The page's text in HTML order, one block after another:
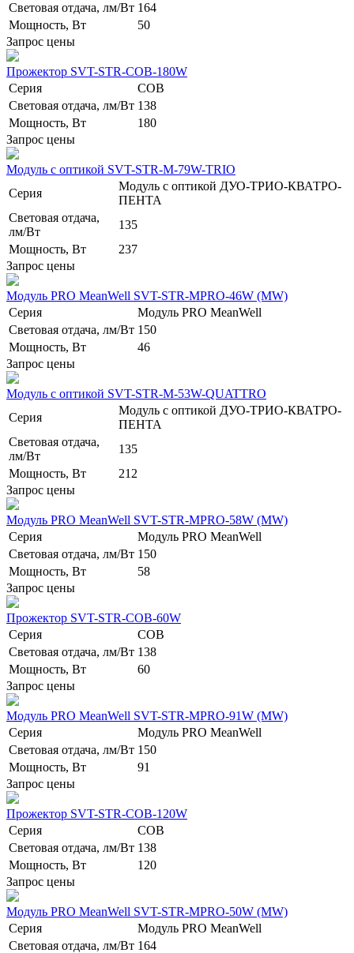
Световая отдача, лм/Вт 164
Мощность, Вт
50
Запрос цены
Прожектор SVT-STR-COB-180W
Серия
COB
Световая отдача, лм/Вт 138
Мощность, Вт
180
Запрос цены
Модуль с оптикой SVT-STR-M-79W-TRIO
Серия
Модуль с оптикой ДУО-ТРИО-КВАТРО-
ПЕНТА
Световая отдача,
лм/Вт
135
Мощность, Вт
237
Запрос цены
Модуль PRO MeanWell SVT-STR-MPRO-46W (MW)
Серия
Модуль PRO MeanWell
Световая отдача, лм/Вт 150
Мощность, Вт
46
Запрос цены
Модуль с оптикой SVT-STR-M-53W-QUATTRO
Серия
Модуль с оптикой ДУО-ТРИО-КВАТРО-
ПЕНТА
Световая отдача,
лм/Вт
135
Мощность, Вт
212
Запрос цены
Модуль PRO MeanWell SVT-STR-MPRO-58W (MW)
Серия
Модуль PRO MeanWell
Световая отдача, лм/Вт 150
Мощность, Вт
58
Запрос цены
Прожектор SVT-STR-COB-60W
Серия
COB
Световая отдача, лм/Вт 138
Мощность, Вт
60
Запрос цены
Модуль PRO MeanWell SVT-STR-MPRO-91W (MW)
Серия
Модуль PRO MeanWell
Световая отдача, лм/Вт 150
Мощность, Вт
91
Запрос цены
Прожектор SVT-STR-COB-120W
Серия
COB
Световая отдача, лм/Вт 138
Мощность, Вт
120
Запрос цены
Модуль PRO MeanWell SVT-STR-MPRO-50W (MW)
Серия
Модуль PRO MeanWell
Световая отдача, лм/Вт 164